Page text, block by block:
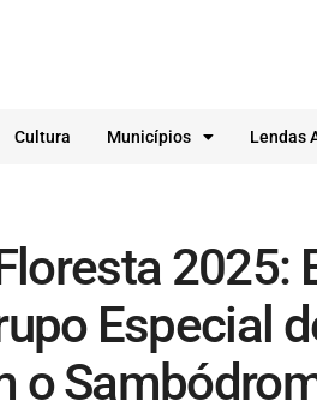
Cultura Municípios Lendas
2025:
Especial
o